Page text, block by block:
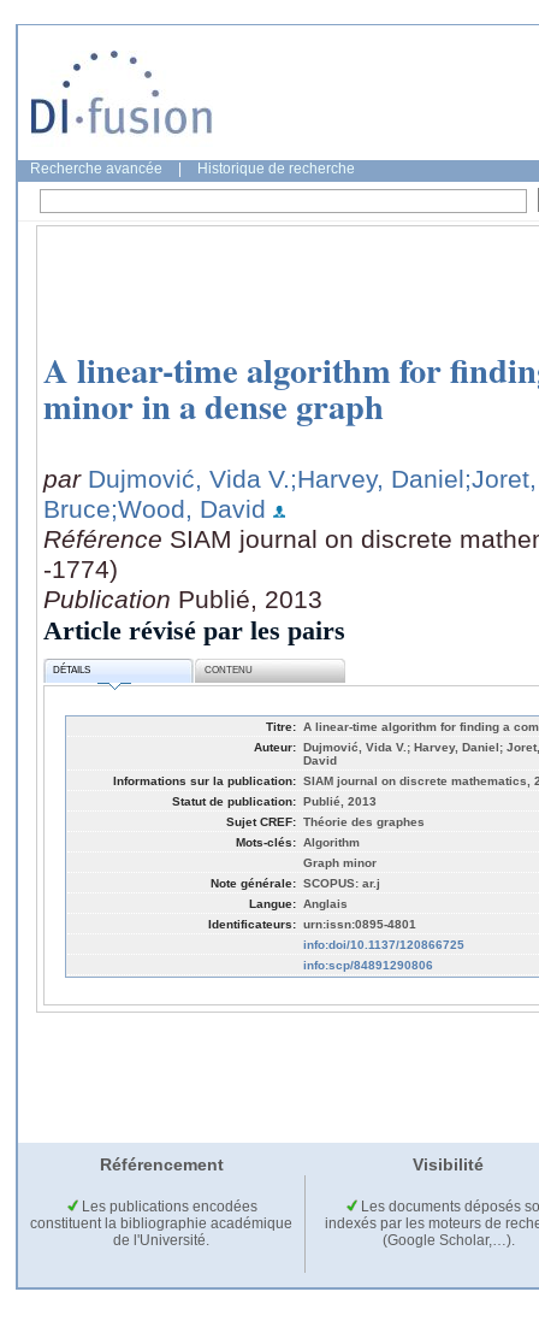
Recherche avancée Historique de recherche
A linear-time algorithm for
minor in a dense graph
par Dujmović, Vida V.;Harvey, Daniel
Bruce;Wood, David
Référence SIAM journal on discrete
-1774)
Publication Publié, 2013
Article révisé par les pairs
DÉTAILS CONTENU
Titre: A linear-time algorithm for finding a
Auteur: Dujmović, Vida V.; Harvey, Daniel;
David
Informations sur la publication: SIAM journal on discrete mathematics,
Statut de publication: Publié, 2013
Sujet CREF: Théorie des graphes
Mots-clés: Algorithm
Graph minor
Note générale: SCOPUS: ar.j
Langue: Anglais
Identificateurs: urn:issn:0895-4801
info:doi/10.1137/120866725
info:scp/84891290806
Référencement Visibilité
Les publications encodées
constituent la bibliographie académique
de l'Université.
Les documents déposés
indexés par les moteurs de
(Google Scholar,…).